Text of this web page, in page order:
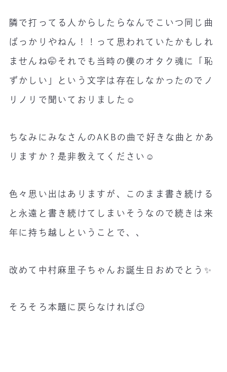
隣で打ってる人からしたらなんでこいつ同じ曲
ばっかりやねん！！って思われていたかもしれ
ませんね🤭それでも当時の僕のオタク魂に「恥
ずかしい」という文字は存在しなかったのでノ
リノリで聞いておりました☺️
ちなみにみなさんのAKBの曲で好きな曲とかあ
りますか？是非教えてください☺️
色々思い出はありますが、このまま書き続ける
と永遠と書き続けてしまいそうなので続きは来
年に持ち越しということで、、
改めて中村麻里子ちゃんお誕生日おめでとう✨
そろそろ本題に戻らなければ😏